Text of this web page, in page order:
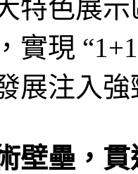
特色展
實現
展注入
壁壘，